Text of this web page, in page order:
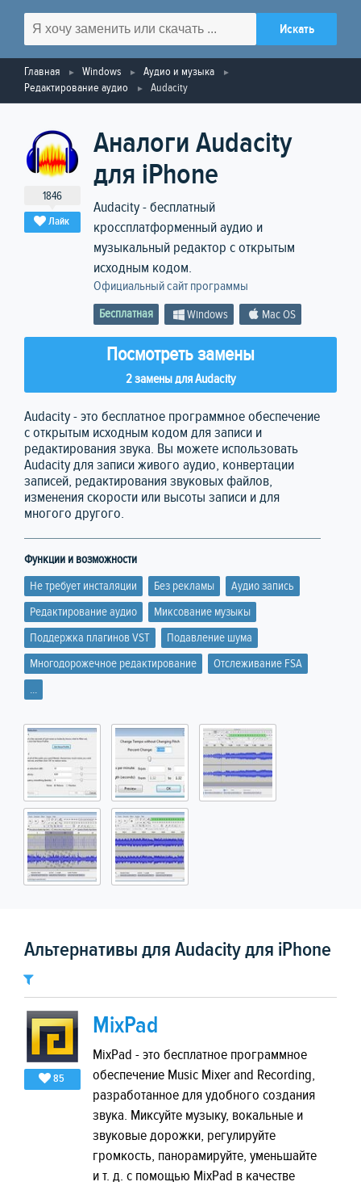
Главная Windows
Аудио и музыка
Редактирование аудио
Audacity
1846
Лайк
Аналоги Audacity
для iPhone
Audacity - бесплатный
кроссплатформенный аудио и
музыкальный редактор с открытым
исходным кодом.
Официальный сайт программы
Бесплатная Windows Mac OS
Посмотреть замены
2 замены для Audacity
Audacity - это бесплатное программное обеспечение
с открытым исходным кодом для записи и
редактирования звука. Вы можете использовать
Audacity для записи живого аудио, конвертации
записей, редактирования звуковых файлов,
изменения скорости или высоты записи и для
многого другого.
Функции и возможности
Не требует инсталяции
Без рекламы
Аудио запись
Редактирование аудио
Миксование музыкы
Поддержка плагинов VST
Подавление шума
Многодорожечное редактирование
Отслеживание FSA
...
Альтернативы для Audacity для iPhone
85
MixPad
MixPad - это бесплатное программное
обеспечение Music Mixer and Recording,
разработанное для удобного создания
звука. Миксуйте музыку, вокальные и
звуковые дорожки, регулируйте
громкость, панорамируйте, уменьшайте
и т. д. с помощью MixPad в качестве